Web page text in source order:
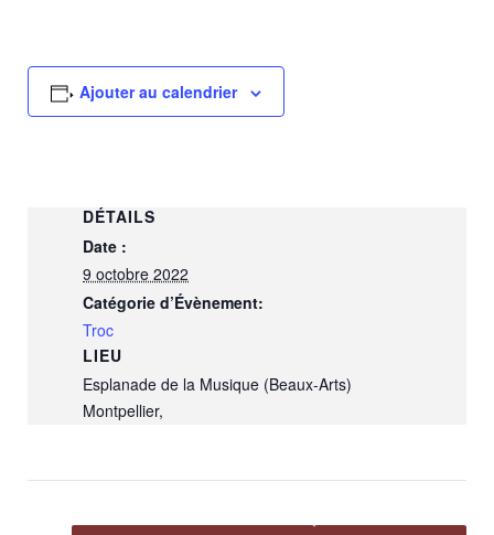
Ajouter au calendrier
DÉTAILS
Date :
9 octobre 2022
Catégorie d’Évènement:
Troc
LIEU
Esplanade de la Musique (Beaux-Arts)
Montpellier,